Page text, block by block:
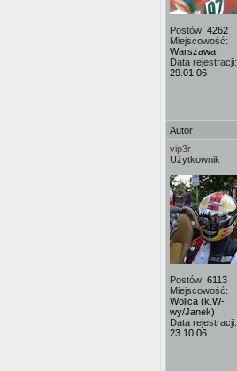
Postów: 4262
Miejscowość:
Warszawa
Data rejestracji:
29.01.06
Autor
vip3r
Użytkownik
Postów: 6113
Miejscowość:
Wolica (k.W-
wy/Janek)
Data rejestracji:
23.10.06